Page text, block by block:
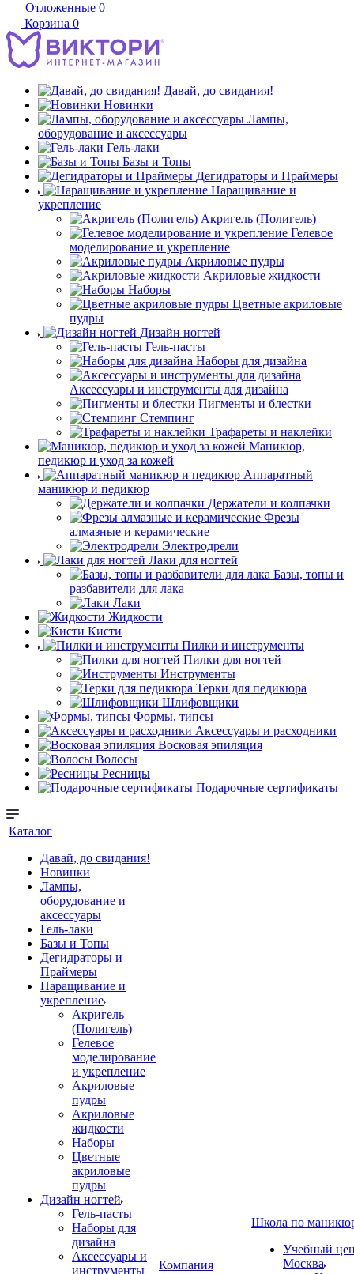
Отложенные 0
Корзина 0
Давай, до свидания!
Новинки
Лампы,
оборудование и аксессуары
Гель-лаки
Базы и Топы
Дегидраторы и Праймеры
Наращивание и
укрепление
Акригель (Полигель)
Гелевое
моделирование и укрепление
Акриловые пудры
Акриловые жидкости
Наборы
Цветные акриловые
пудры
Дизайн ногтей
Гель-пасты
Наборы для дизайна
Аксессуары и инструменты для дизайна
Пигменты и блестки
Стемпинг
Трафареты и наклейки
Маникюр,
педикюр и уход за кожей
Аппаратный
маникюр и педикюр
Держатели и колпачки
Фрезы
алмазные и керамические
Электродрели
Лаки для ногтей
Базы, топы и
разбавители для лака
Лаки
Жидкости
Кисти
Пилки и инструменты
Пилки для ногтей
Инструменты
Терки для педикюра
Шлифовщики
Формы, типсы
Аксессуары и расходники
Восковая эпиляция
Волосы
Ресницы
Подарочные сертификаты
Каталог
Давай, до свидания!
Новинки
Лампы,
оборудование и
аксессуары
Гель-лаки
Базы и Топы
Дегидраторы и
Праймеры
Наращивание и
укрепление
Акригель
(Полигель)
Гелевое
моделирование
и укрепление
Акриловые
пудры
Акриловые
жидкости
Наборы
Цветные
акриловые
пудры
Дизайн ногтей
Гель-пасты
Наборы для
дизайна
Аксессуары и
инструменты
Компания
Школа по
Учебный
Москва